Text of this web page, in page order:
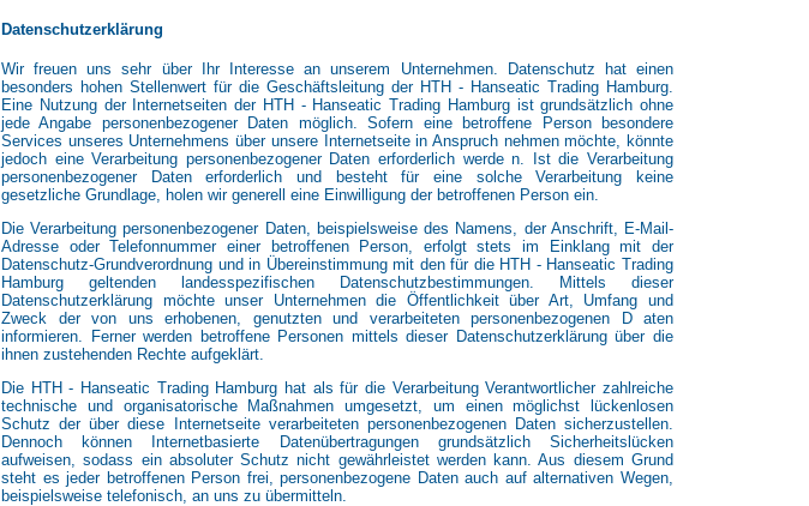
Datenschutzerklärung
Wir freuen uns sehr über Ihr Interesse an unserem Unternehmen. Datenschutz hat einen
besonders hohen Stellenwert für die Geschäftsleitung der HTH - Hanseatic Trading Hamburg.
Eine Nutzung der Internetseiten der HTH - Hanseatic Trading Hamburg ist grundsätzlich ohne
jede Angabe personenbezogener Daten möglich. Sofern eine betroffene Person besondere
Services unseres Unternehmens über unsere Internetseite in Anspruch nehmen möchte, könnte
jedoch eine Verarbeitung personenbezogener Daten erforderlich werde n. Ist die Verarbeitung
personenbezogener Daten erforderlich und besteht für eine solche Verarbeitung keine
gesetzliche Grundlage, holen wir generell eine Einwilligung der betroffenen Person ein.
Die Verarbeitung personenbezogener Daten, beispielsweise des Namens, der Anschrift, E-Mail-
Adresse oder Telefonnummer einer betroffenen Person, erfolgt stets im Einklang mit der
Datenschutz-Grundverordnung und in Übereinstimmung mit den für die HTH - Hanseatic Trading
Hamburg geltenden landesspezifischen Datenschutzbestimmungen. Mittels dieser
Datenschutzerklärung möchte unser Unternehmen die Öffentlichkeit über Art, Umfang und
Zweck der von uns erhobenen, genutzten und verarbeiteten personenbezogenen D aten
informieren. Ferner werden betroffene Personen mittels dieser Datenschutzerklärung über die
ihnen zustehenden Rechte aufgeklärt.
Die HTH - Hanseatic Trading Hamburg hat als für die Verarbeitung Verantwortlicher zahlreiche
technische und organisatorische Maßnahmen umgesetzt, um einen möglichst lückenlosen
Schutz der über diese Internetseite verarbeiteten personenbezogenen Daten sicherzustellen.
Dennoch können Internetbasierte Datenübertragungen grundsätzlich Sicherheitslücken
aufweisen, sodass ein absoluter Schutz nicht gewährleistet werden kann. Aus diesem Grund
steht es jeder betroffenen Person frei, personenbezogene Daten auch auf alternativen Wegen,
beispielsweise telefonisch, an uns zu übermitteln.